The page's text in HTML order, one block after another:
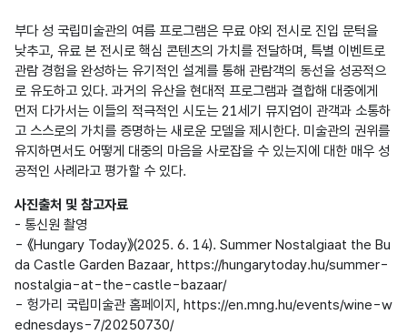
부다 성 국립미술관의 여름 프로그램은 무료 야외 전시로 진입 문턱을
낮추고, 유료 본 전시로 핵심 콘텐츠의 가치를 전달하며, 특별 이벤트로
관람 경험을 완성하는 유기적인 설계를 통해 관람객의 동선을 성공적으
로 유도하고 있다. 과거의 유산을 현대적 프로그램과 결합해 대중에게
먼저 다가서는 이들의 적극적인 시도는 21세기 뮤지엄이 관객과 소통하
고 스스로의 가치를 증명하는 새로운 모델을 제시한다. 미술관의 권위를
유지하면서도 어떻게 대중의 마음을 사로잡을 수 있는지에 대한 매우 성
사진출처 및 참고자료
- 통신원 촬영
- 《Hungary Today》(2025. 6. 14). Summer Nostalgiaat the Bu
da Castle Garden Bazaar, https://hungarytoday.hu/summer-
nostalgia-at-the-castle-bazaar/
- 헝가리 국립미술관 홈페이지, https://en.mng.hu/events/wine-w
ednesdays-7/20250730/